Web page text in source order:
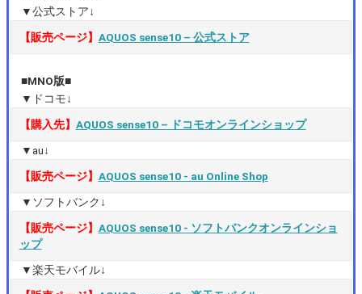
▼公式ストア↓
【販売ページ】 AQUOS sense10 – 公式ストア
■MNO版■
▼ドコモ↓
【購入先】 AQUOS sense10 – ドコモオンラインショップ
▼au↓
【販売ページ】 AQUOS sense10 ‐ au Online Shop
▼ソフトバンク↓
【販売ページ】 AQUOS sense10 ‐ ソフトバンクオンラインショ
ップ
▼楽天モバイル↓